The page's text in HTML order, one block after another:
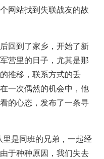
网站找到失联战友的故
回到了家乡，开始了新
营里的日子，尤其是那
推移，联系方式的丢
一次偶然的机会中，他
的心态，发布了一条寻
是同班的兄弟，一起经
于种种原因，我们失去